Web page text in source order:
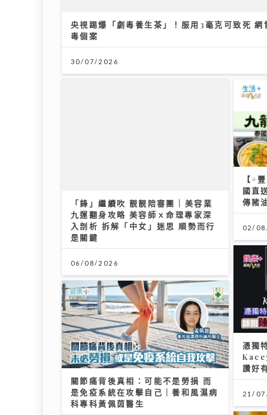
入剖析 拆解「中女」迷思 順勢而行
是關鍵
06/08/2026
【#
國直
傳豬
02/
憑獨
讚好
21/
關節痛背後真相：可能不是勞損 而
是免疫系統在攻擊自己｜養和風濕病
科專科黃佩茵醫生